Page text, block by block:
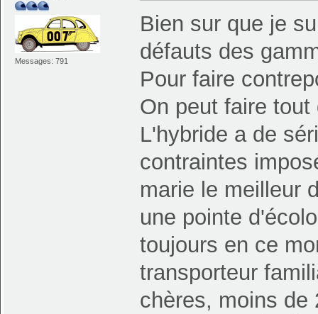
Messages: 791
Bien sur que je
défauts des
Pour faire
On peut faire
L'hybride a de
contraintes
marie le meilleur
une pointe
toujours en ce
transporteur
chères, moins de